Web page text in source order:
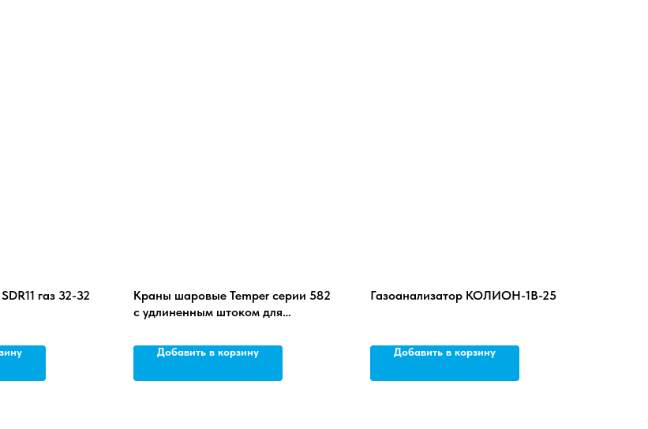
газ 32-32
Краны шаровые Temper серии 582
с удлиненным штоком для
изоляцией весьма усиленного типа
«Protegol»
Добавить в корзину
Газоанализатор КОЛИОН-1В-25
Добавить в корзину